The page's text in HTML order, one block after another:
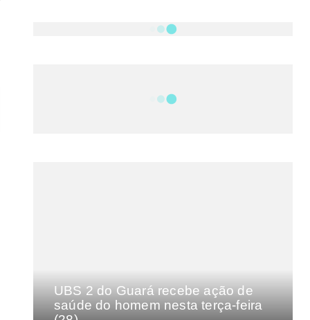
FILMES E SÉRIES
UBS 2 do Guará recebe ação de
saúde do homem nesta terça-feira